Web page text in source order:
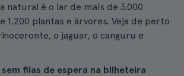
natural é o lar de mais de 3.000
1.200 plantas e árvores. Veja de perto
o jaguar, o canguru e
sem filas de espera na bilheteira